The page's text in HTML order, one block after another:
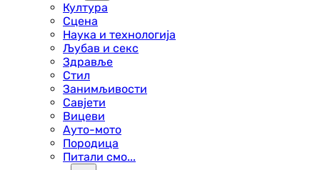
Култура
Сцена
Наука и технологија
Љубав и секс
Здравље
Стил
Занимљивости
Савјети
Вицеви
Ауто-мото
Породица
Питали смо...